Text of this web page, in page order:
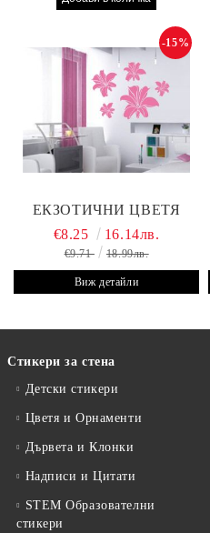
ЕКЗОТИЧНИ ЦВЕТЯ
-15%
€8.25 16.14лв.
€9.71 18.99лв.
Виж детайли
Стикери за стена
Детски стикери
Цветя и Орнаменти
Дървета и Клонки
Надписи и Цитати
STEM Образователни
стикери